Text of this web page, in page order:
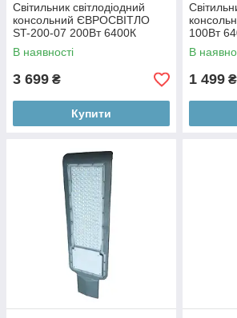
Світильник світлодіодний
консольний ЄВРОСВІТЛО
ST-200-07 200Вт 6400К
18000Лм IP65 (000053650)
В наявності
3 699 ₴
Купити
100Вт
060
В
1 499 ₴